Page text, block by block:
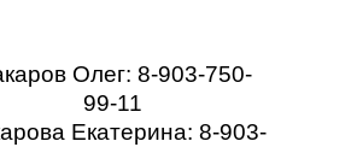
Олег: 8-903-750-
99-11
Екатерина: 8-903-